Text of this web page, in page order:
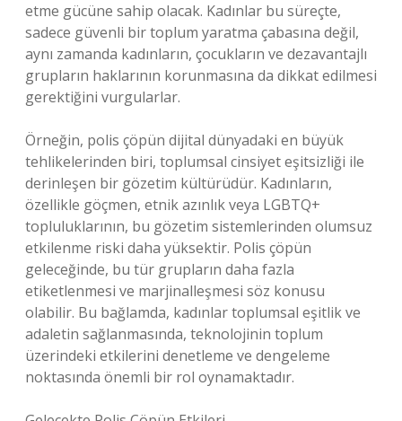
etme gücüne sahip olacak. Kadınlar bu süreçte,
sadece güvenli bir toplum yaratma çabasına değil,
aynı zamanda kadınların, çocukların ve dezavantajlı
grupların haklarının korunmasına da dikkat edilmesi
gerektiğini vurgularlar.
Örneğin, polis çöpün dijital dünyadaki en büyük
tehlikelerinden biri, toplumsal cinsiyet eşitsizliği ile
derinleşen bir gözetim kültürüdür. Kadınların,
özellikle göçmen, etnik azınlık veya LGBTQ+
topluluklarının, bu gözetim sistemlerinden olumsuz
etkilenme riski daha yüksektir. Polis çöpün
geleceğinde, bu tür grupların daha fazla
etiketlenmesi ve marjinalleşmesi söz konusu
olabilir. Bu bağlamda, kadınlar toplumsal eşitlik ve
adaletin sağlanmasında, teknolojinin toplum
üzerindeki etkilerini denetleme ve dengeleme
noktasında önemli bir rol oynamaktadır.